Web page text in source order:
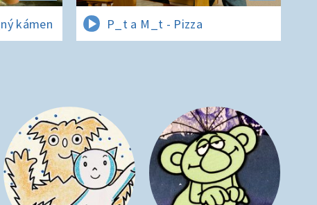
kámen P_t a M_t - Pizza